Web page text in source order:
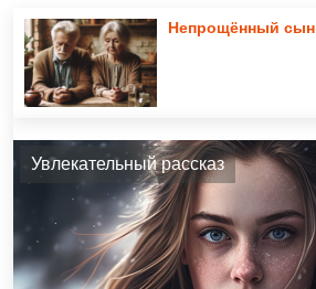
Непрощённый сын
Увлекательный рассказ